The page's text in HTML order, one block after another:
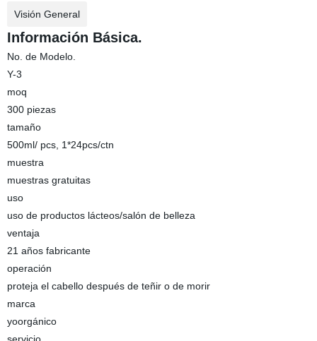
Visión General
Información Básica.
No. de Modelo.
Y-3
moq
300 piezas
tamaño
500ml/ pcs, 1*24pcs/ctn
muestra
muestras gratuitas
uso
uso de productos lácteos/salón de belleza
ventaja
21 años fabricante
operación
proteja el cabello después de teñir o de morir
marca
yoorgánico